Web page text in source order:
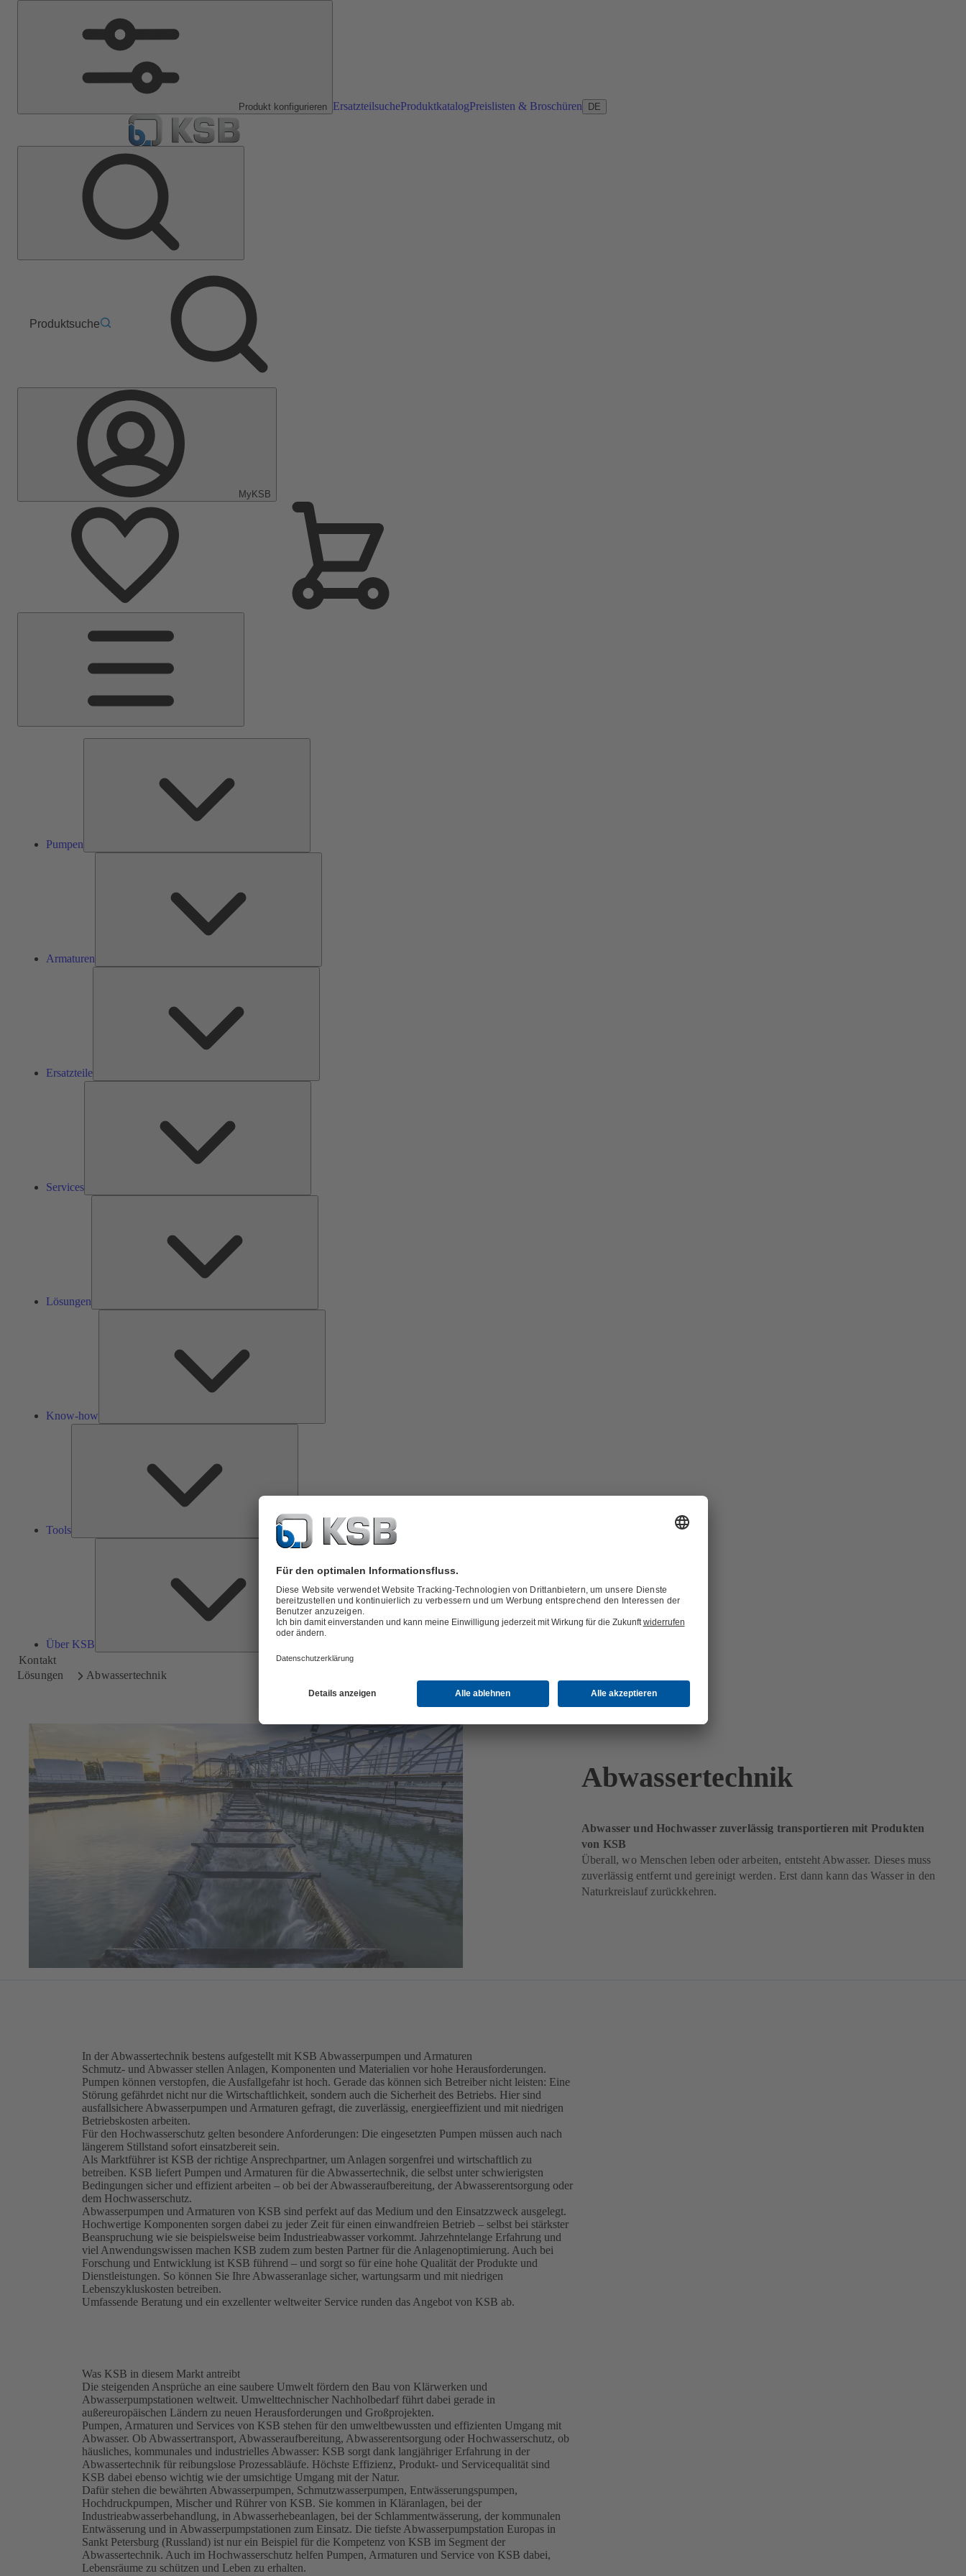
Produkt konfigurieren ErsatzteilsucheProduktkatalogPreislisten & Broschüren DE
Produktsuche
MyKSB
Pumpen
Armaturen
Ersatzteile
Services
Lösungen
Know-how
Tools
Über KSB
Über
Kontakt
Lösungen
Abwassertechnik
Abwassertechnik
Abwasser und Hochwasser zuverlässig transportieren mit Produkten
von KSB
Überall, wo Menschen leben oder arbeiten, entsteht Abwasser. Dieses muss
zuverlässig entfernt und gereinigt werden. Erst dann kann das Wasser in den
Naturkreislauf zurückkehren.
In der Abwassertechnik bestens aufgestellt mit KSB Abwasserpumpen und Armaturen
Schmutz- und Abwasser stellen Anlagen, Komponenten und Materialien vor hohe Herausforderungen.
Pumpen können verstopfen, die Ausfallgefahr ist hoch. Gerade das können sich Betreiber nicht leisten: Eine
Störung gefährdet nicht nur die Wirtschaftlichkeit, sondern auch die Sicherheit des Betriebs. Hier sind
ausfallsichere Abwasserpumpen und Armaturen gefragt, die zuverlässig, energieeffizient und mit niedrigen
Betriebskosten arbeiten.
Für den Hochwasserschutz gelten besondere Anforderungen: Die eingesetzten Pumpen müssen auch nach
längerem Stillstand sofort einsatzbereit sein.
Als Marktführer ist KSB der richtige Ansprechpartner, um Anlagen sorgenfrei und wirtschaftlich zu
betreiben. KSB liefert Pumpen und Armaturen für die Abwasser­technik, die selbst unter schwierigsten
Bedingungen sicher und effizient arbeiten – ob bei der Abwasseraufbereitung, der Abwasserentsorgung oder
dem Hochwasserschutz.
Abwasserpumpen und Armaturen von KSB sind perfekt auf das Medium und den Einsatzzweck ausgelegt.
Hochwertige Komponenten sorgen dabei zu jeder Zeit für einen einwandfreien Betrieb – selbst bei stärkster
Beanspruchung wie sie beispiels­weise beim Industrieabwasser vorkommt. Jahrzehntelange Erfahrung und
viel Anwendungswissen machen KSB zudem zum besten Partner für die Anlagen­optimierung. Auch bei
Forschung und Entwicklung ist KSB führend – und sorgt so für eine hohe Qualität der Produkte und
Dienstleistungen. So können Sie Ihre Abwasseranlage sicher, wartungsarm und mit niedrigen
Lebenszykluskosten betreiben.
Umfassende Beratung und ein exzellenter weltweiter Service runden das Angebot von KSB ab.
Was KSB in diesem Markt antreibt
Die steigenden Ansprüche an eine saubere Umwelt fördern den Bau von Klärwerken und
Abwasserpumpstationen weltweit. Umwelttechnischer Nachholbedarf führt dabei gerade in
außereuropäischen Ländern zu neuen Herausforderungen und Großprojekten.
Pumpen, Armaturen und Services von KSB stehen für den umweltbewussten und effizienten Umgang mit
Abwasser. Ob Abwassertransport, Abwasseraufbereitung, Abwasserentsorgung oder Hochwasserschutz, ob
häusliches, kommunales und industrielles Abwasser: KSB sorgt dank langjähriger Erfahrung in der
Abwassertechnik für reibungslose Prozessabläufe. Höchste Effizienz, Produkt- und Servicequalität sind
KSB dabei ebenso wichtig wie der umsichtige Umgang mit der Natur.
Dafür stehen die bewährten Abwasserpumpen, Schmutzwasserpumpen, Entwässerungspumpen,
Hochdruckpumpen, Mischer und Rührer von KSB. Sie kommen in Kläranlagen, bei der
Industrieabwasserbehandlung, in Abwasserhebeanlagen, bei der Schlammentwässerung, der kommunalen
Entwässerung und in Abwasserpumpstationen zum Einsatz. Die tiefste Abwasserpumpstation Europas in
Sankt Petersburg (Russland) ist nur ein Beispiel für die Kompetenz von KSB im Segment der
Abwassertechnik. Auch im Hochwasserschutz helfen Pumpen, Armaturen und Service von KSB dabei,
Lebensräume zu schützen und Leben zu erhalten.